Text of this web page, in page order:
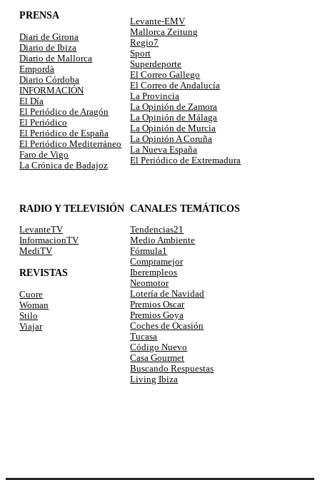
PRENSA
Diari de Girona
Diario de Ibiza
Diario de Mallorca
Empordà
Diario Córdoba
INFORMACIÓN
El Día
El Periódico de Aragón
El Periódico
El Periódico de España
El Periódico Mediterráneo
Faro de Vigo
La Crónica de Badajoz
Levante-EMV
Mallorca Zeitung
Regio7
Sport
Superdeporte
El Correo Gallego
El Correo de Andalucía
La Provincia
La Opinión de Zamora
La Opinión de Málaga
La Opinión de Murcia
La Opinión A Coruña
La Nueva España
El Periódico de Extremadura
RADIO Y TELEVISIÓN
LevanteTV
InformacionTV
MediTV
REVISTAS
Cuore
Woman
Stilo
Viajar
CANALES TEMÁTICOS
Tendencias21
Medio Ambiente
Fórmula1
Compramejor
Iberempleos
Neomotor
Lotería de Navidad
Premios Oscar
Premios Goya
Coches de Ocasión
Tucasa
Código Nuevo
Casa Gourmet
Buscando Respuestas
Living Ibiza